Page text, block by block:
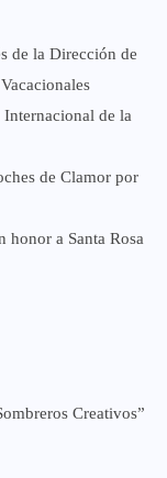
de la Dirección de
de la
de Clamor por
honor a Santa Rosa
Creativos”